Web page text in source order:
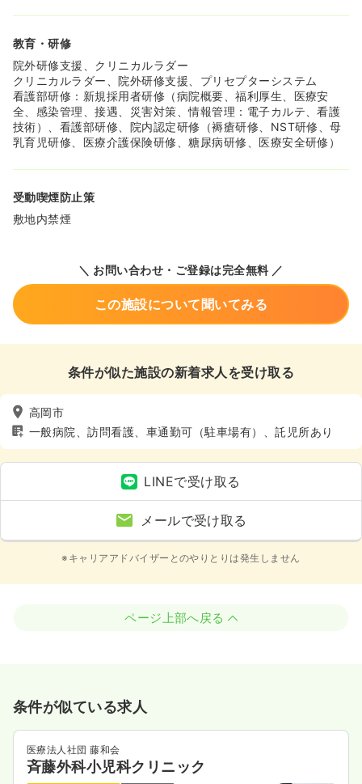
教育・研修
院外研修支援、クリニカルラダー
クリニカルラダー、院外研修支援、プリセプターシステム
看護部研修：新規採用者研修（病院概要、福利厚生、医療安
全、感染管理、接遇、災害対策、情報管理：電子カルテ、看護
技術）、看護部研修、院内認定研修（褥瘡研修、NST研修、母
乳育児研修、医療介護保険研修、糖尿病研修、医療安全研修）
受動喫煙防止策
敷地内禁煙
＼ お問い合わせ・ご登録は完全無料 ／
この施設について聞いてみる
条件が似た施設の新着求人を受け取る
高岡市
一般病院、訪問看護、車通勤可（駐車場有）、託児所あり
LINEで受け取る
メールで受け取る
※キャリアアドバイザーとのやりとりは発生しません
ページ上部へ戻る
条件が似ている求人
医療法人社団 藤和会
斉藤外科小児科クリニック